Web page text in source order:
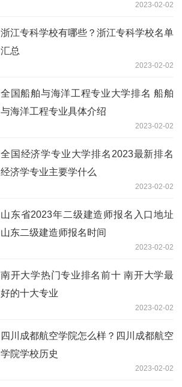
2023-02-02
浙江专科学校有哪些？浙江专科学校名单
汇总
2023-02-02
全国船舶与海洋工程专业大学排名 船舶
与海洋工程专业具体介绍
2023-02-02
全国经济学专业大学排名2023最新排名
经济学专业主要学什么
2023-02-02
山东省2023年二级建造师报名入口地址
山东二级建造师报名时间
2023-02-02
南开大学热门专业排名前十 南开大学最
好的十大专业
2023-02-02
四川成都航空学院怎么样？四川成都航空
学院学校历史
2023-02-02